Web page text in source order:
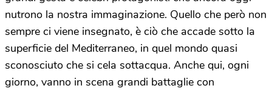
nutrono la nostra immaginazione. Quello che però non
sempre ci viene insegnato, è ciò che accade sotto la
superficie del Mediterraneo, in quel mondo quasi
sconosciuto che si cela sottacqua. Anche qui, ogni
giorno, vanno in scena grandi battaglie con